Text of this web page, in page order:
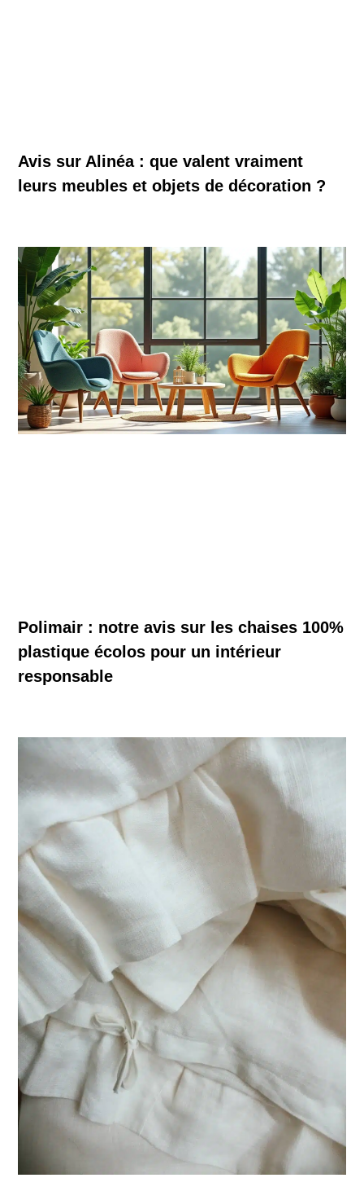
Avis sur Alinéa : que valent vraiment
leurs meubles et objets de décoration ?
Polimair : notre avis sur les chaises 100%
plastique écolos pour un intérieur
responsable